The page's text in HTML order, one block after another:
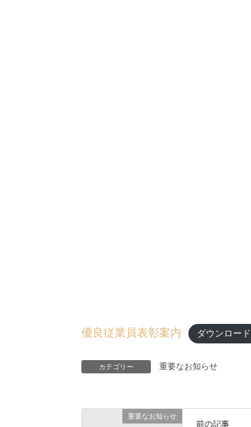
優良従業員表彰案内 ダウンロード
カテゴリー 重要なお知らせ
重要なお知らせ
前の記事